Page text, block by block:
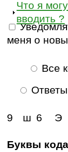
Что я могу
вводить ?
меня о
Все
Э
ш
9 6
Буквы